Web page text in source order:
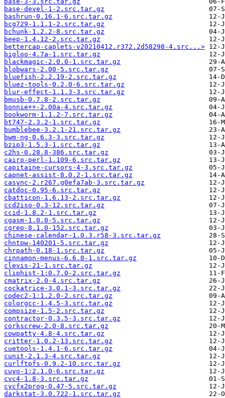
base-devel-1-2.src.tar.gz
bashrun-0.16.1-6.src.tar.gz
bcg729-1.1.1-2.src.tar.gz
bchunk-1.2.2-8.src.tar.gz
beep-1.4.12-2.src.tar.gz
bettercap-caplets-v20210412.r372.2d58298-4.src...>
bigloo-4.7a-1.src.tar.gz
blackmagic-2.0.0-1.src.tar.gz
blobwars-2.00-5.src.tar.gz
bluefish-2.2.19-2.src.tar.gz
bluez-tools-0.2.0-6.src.tar.gz
blur-effect-1.1.3-3.src.tar.gz
bmusb-0.7.8-2.src.tar.gz
bonnie++-2.00a-4.src.tar.gz
bookworm-1.1.2-7.src.tar.gz
bt747-2.3.2-1.src.tar.gz
bumblebee-3.2.1-21.src.tar.gz
bwm-ng-0.6.3-3.src.tar.gz
bzip3-1.5.3-1.src.tar.gz
c2hs-0.28.8-386.src.tar.gz
cairo-perl-1.109-6.src.tar.gz
capitaine-cursors-4-3.src.tar.gz
capnet-assist-8.0.2-1.src.tar.gz
casync-2.r267.g0efa7ab-3.src.tar.gz
catdoc-0.95-6.src.tar.gz
cbatticon-1.6.13-2.src.tar.gz
ccd2iso-0.3-12.src.tar.gz
ccid-1.8.2-1.src.tar.gz
cgasm-1.0.0-5.src.tar.gz
cgrep-8.1.0-152.src.tar.gz
chinese-calendar-1.0.3.r58-3.src.tar.gz
chntpw-140201-5.src.tar.gz
chrpath-0.18-1.src.tar.gz
cinnamon-menus-6.6.0-1.src.tar.gz
clevis-21-1.src.tar.gz
cliphist-1:0.7.0-2.src.tar.gz
cmatrix-2.0-4.src.tar.gz
cockatrice-3.0.1-3.src.tar.gz
codec2-1:1.2.0-2.src.tar.gz
colorgcc-1.4.5-3.src.tar.gz
compsize-1.5-2.src.tar.gz
contractor-0.3.5-3.src.tar.gz
corkscrew-2.0-8.src.tar.gz
cowpatty-4.8-4.src.tar.gz
critter-1.0.2-13.src.tar.gz
cuetools-1.4.1-6.src.tar.gz
cunit-2.1.3-4.src.tar.gz
curlftpfs-0.9.2-10.src.tar.gz
cuyo-1:2.1.0-6.src.tar.gz
cvc4-1.8-3.src.tar.gz
cycfx2prog-0.47-5.src.tar.gz
darkstat-3.0.722-1.src.tar.gz